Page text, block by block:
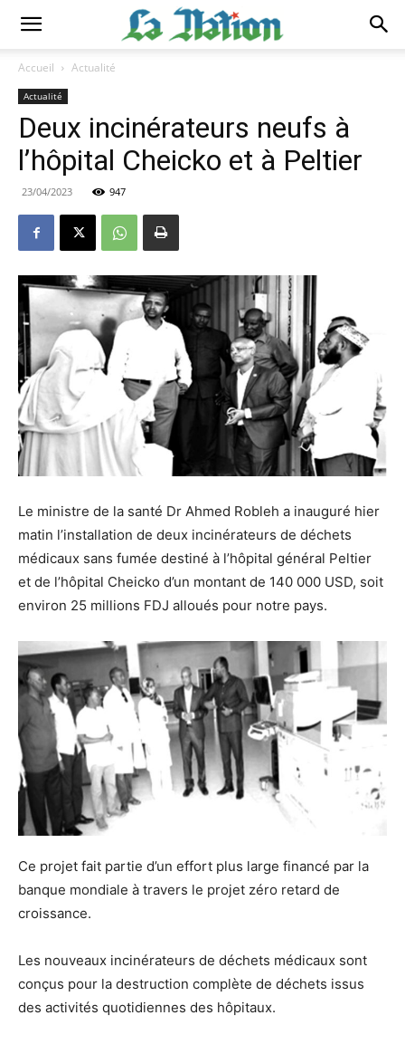
Accueil Actualité
Actualité
Deux incinérateurs neufs à
l’hôpital Cheicko et à Peltier
23/04/2023 947
Le ministre de la santé Dr Ahmed Robleh a inauguré hier
matin l’installation de deux incinérateurs de déchets
médicaux sans fumée destiné à l’hôpital général Peltier
et de l’hôpital Cheicko d’un montant de 140 000 USD, soit
environ 25 millions FDJ alloués pour notre pays.
Ce projet fait partie d’un effort plus large financé par la
banque mondiale à travers le projet zéro retard de
croissance.
Les nouveaux incinérateurs de déchets médicaux sont
conçus pour la destruction complète de déchets issus
des activités quotidiennes des hôpitaux.